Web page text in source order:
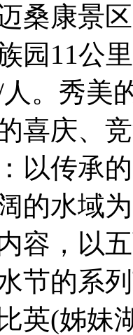
桑康景
园11公
。秀美
喜庆、
以传承
的水域
容，以
节的系
英(姊